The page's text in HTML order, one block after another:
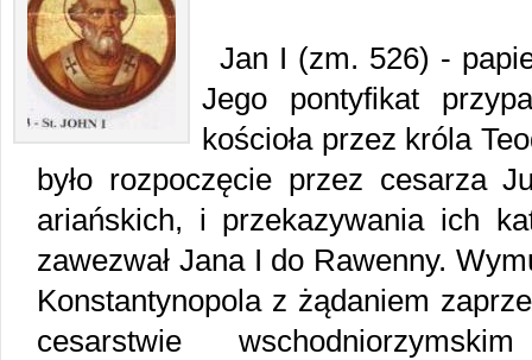
Jan I (zm. 526) -
Jego pontyfikat
kościoła przez króla
było rozpoczęcie przez cesarza
ariańskich, i przekazywania ich
zawezwał Jana I do Rawenny.
Konstantynopola z żądaniem
cesarstwie